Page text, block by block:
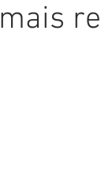
mais